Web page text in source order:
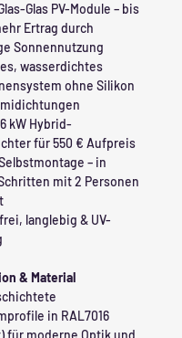
Glas PV-Module – bis
Ertrag durch
Sonnennutzung
wasserdichtes
ohne Silikon
kW Hybrid-
für 550 € Aufpreis
– in
mit 2 Personen
langlebig & UV-
& Material
in RAL7016